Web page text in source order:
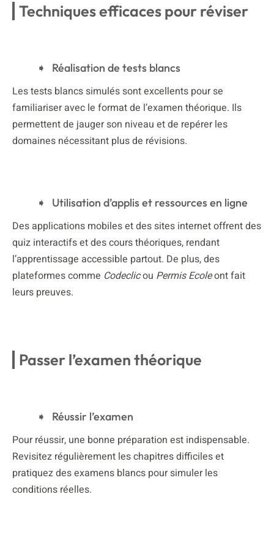
Techniques efficaces pour réviser
Réalisation de tests blancs
Les tests blancs simulés sont excellents pour se
familiariser avec le format de l’examen théorique. Ils
permettent de jauger son niveau et de repérer les
domaines nécessitant plus de révisions.
Utilisation d’applis et ressources en ligne
Des applications mobiles et des sites internet offrent des
quiz interactifs et des cours théoriques, rendant
l’apprentissage accessible partout. De plus, des
plateformes comme Codeclicou Permis Ecoleont fait
leurs preuves.
Passer l’examen théorique
Réussir l’examen
Pour réussir, une bonne préparation est indispensable.
Revisitez régulièrement les chapitres difficiles et
pratiquez des examens blancs pour simuler les
conditions réelles.